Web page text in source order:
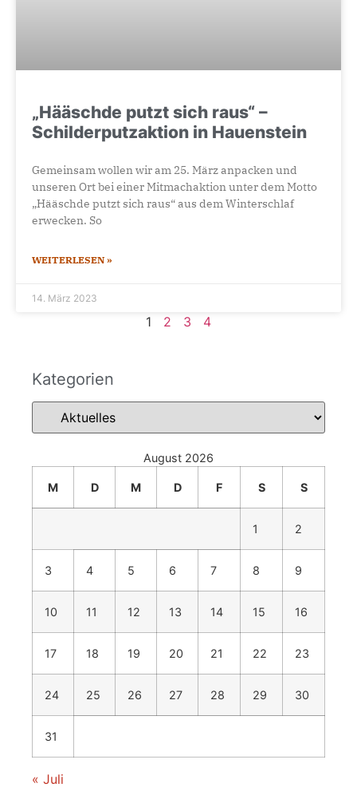
„Hääschde putzt sich raus“ –
Schilderputzaktion in Hauenstein
Gemeinsam wollen wir am 25. März anpacken und
unseren Ort bei einer Mitmachaktion unter dem Motto
„Hääschde putzt sich raus“ aus dem Winterschlaf
erwecken. So
WEITERLESEN »
14. März 2023
1 2 3 4
Kategorien
August 2026
M D M D F S S
1 2
3 4 5 6 7 8 9
10 11 12 13 14 15 16
17 18 19 20 21 22 23
24 25 26 27 28 29 30
31
« Juli